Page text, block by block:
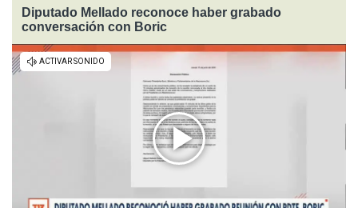
Diputado Mellado reconoce haber grabado
conversación con Boric